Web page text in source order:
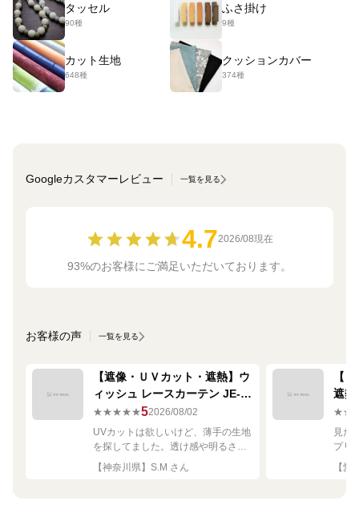
タッセル
90種
ふさ掛け
9種
カット生地
648種
クッションカバー
374種
Googleカスタマーレビュー 一覧を見る
4.72026/08現在
93%のお客様にご満足いただいております。
お客様の声 一覧を見る
【遮像・ＵＶカット・遮熱】ウ
ィッシュ レースカーテン JE-
67249R シルバー
★★★★★52026/08/02
UVカットは欲しいけど、薄手の生地
を探してました。透け感や明るさも
ちょうど良く思った通りで満足で
す。
【神奈川県】S.M さん
【
遮熱
ー
見た
プリ
れい
【愛